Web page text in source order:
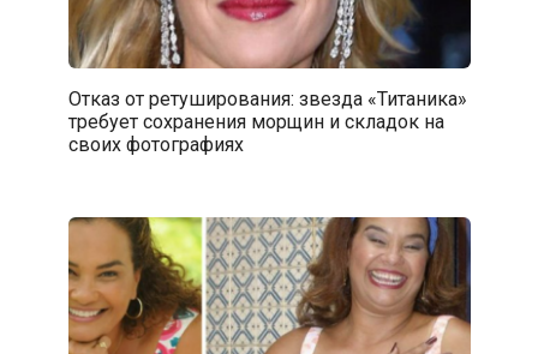
Отказ от ретуширования: звезда «Титаника»
требует сохранения морщин и складок на
своих фотографиях